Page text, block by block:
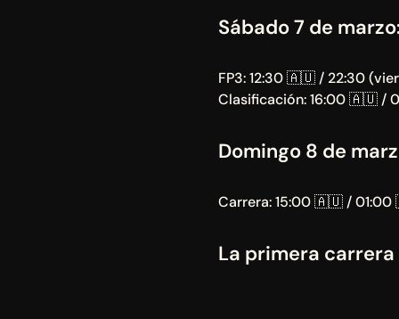
Sábado 7 de
FP3: 12:30 🇦🇺 / 22:30
Clasificación: 16:00 🇦🇺 /
Domingo 8 de
Carrera: 15:00 🇦🇺 /
La primera